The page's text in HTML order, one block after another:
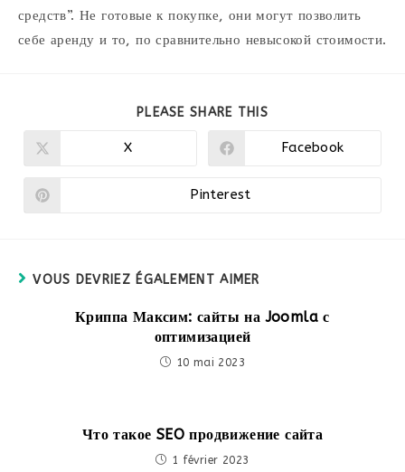
средств”. Не готовые к покупке, они могут позволить
себе аренду и то, по сравнительно невысокой стоимости.
PLEASE SHARE THIS
Ouvrir
X
Ouvrir
Facebook
Ouvrir
Pinterest
VOUS DEVRIEZ ÉGALEMENT AIMER
Криппа Максим: сайты на Joomla с
оптимизацией
10 mai 2023
Что такое SEO продвижение сайта
1 février 2023